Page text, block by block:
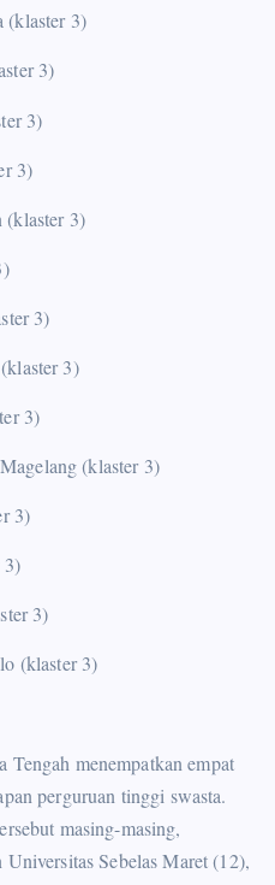
(klaster 3)
3)
3)
3)
(klaster 3)
3)
3)
3)
(klaster 3)
3)
3)
3)
(klaster 3)
Tengah menempatkan empat
perguruan tinggi swasta.
masing-masing,
Sebelas Maret (12),